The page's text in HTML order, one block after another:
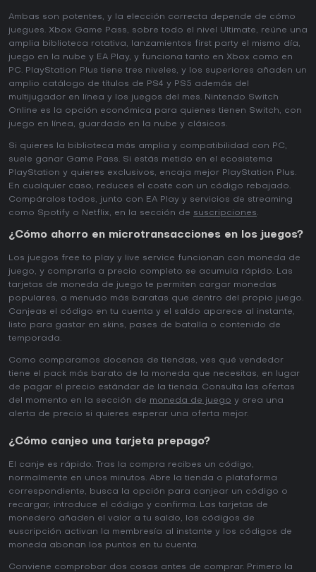
Ambas son potentes, y la elección correcta depende de cómo
juegues. Xbox Game Pass, sobre todo el nivel Ultimate, reúne una
amplia biblioteca rotativa, lanzamientos first party el mismo día,
juego en la nube y EA Play, y funciona tanto en Xbox como en
PC. PlayStation Plus tiene tres niveles, y los superiores añaden un
amplio catálogo de títulos de PS4 y PS5 además del
multijugador en línea y los juegos del mes. Nintendo Switch
Online es la opción económica para quienes tienen Switch, con
juego en línea, guardado en la nube y clásicos.
Si quieres la biblioteca más amplia y compatibilidad con PC,
suele ganar Game Pass. Si estás metido en el ecosistema
PlayStation y quieres exclusivos, encaja mejor PlayStation Plus.
En cualquier caso, reduces el coste con un código rebajado.
Compáralos todos, junto con EA Play y servicios de streaming
como Spotify o Netflix, en la sección de suscripciones.
¿Cómo ahorro en microtransacciones en los juegos?
Los juegos free to play y live service funcionan con moneda de
juego, y comprarla a precio completo se acumula rápido. Las
tarjetas de moneda de juego te permiten cargar monedas
populares, a menudo más baratas que dentro del propio juego.
Canjeas el código en tu cuenta y el saldo aparece al instante,
listo para gastar en skins, pases de batalla o contenido de
temporada.
Como comparamos docenas de tiendas, ves qué vendedor
tiene el pack más barato de la moneda que necesitas, en lugar
de pagar el precio estándar de la tienda. Consulta las ofertas
del momento en la sección de moneda de juego y crea una
alerta de precio si quieres esperar una oferta mejor.
¿Cómo canjeo una tarjeta prepago?
El canje es rápido. Tras la compra recibes un código,
normalmente en unos minutos. Abre la tienda o plataforma
correspondiente, busca la opción para canjear un código o
recargar, introduce el código y confirma. Las tarjetas de
monedero añaden el valor a tu saldo, los códigos de
suscripción activan la membresía al instante y los códigos de
moneda abonan los puntos en tu cuenta.
Conviene comprobar dos cosas antes de comprar. Primero la